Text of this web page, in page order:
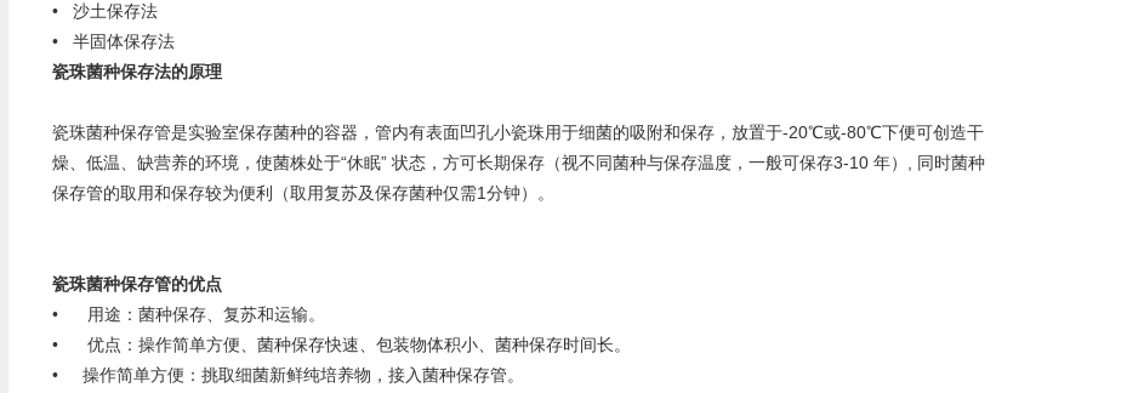
• 沙土保存法
• 半固体保存法
瓷珠菌种保存法的原理
瓷珠菌种保存管是实验室保存菌种的容器，管内有表面凹孔小瓷珠用于细菌的吸附和保存，放置于-20℃或-80℃下便可创造干
燥、低温、缺营养的环境，使菌株处于“休眠” 状态，方可长期保存（视不同菌种与保存温度，一般可保存3-10 年）, 同时菌种
保存管的取用和保存较为便利（取用复苏及保存菌种仅需1分钟）。
瓷珠菌种保存管的优点
• 用途：菌种保存、复苏和运输。
• 优点：操作简单方便、菌种保存快速、包装物体积小、菌种保存时间长。
• 操作简单方便：挑取细菌新鲜纯培养物，接入菌种保存管。